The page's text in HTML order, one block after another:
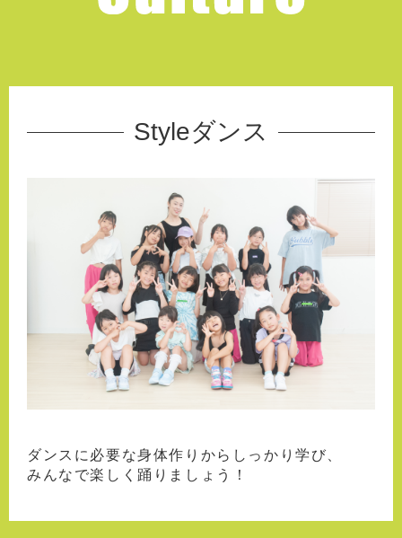
Styleダンス
ダンスに必要な身体作りからしっかり学び、
みんなで楽しく踊りましょう！